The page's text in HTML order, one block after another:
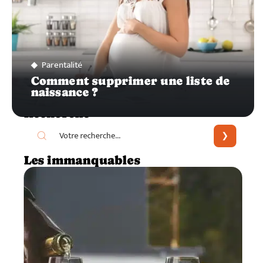
Parentalité
Comment supprimer une liste de
naissance ?
Les immanquables